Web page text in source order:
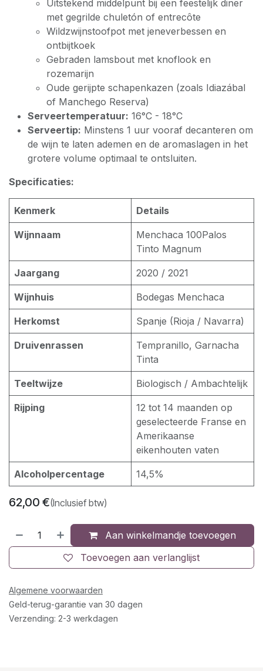
Uitstekend middelpunt bij een feestelijk diner
met gegrilde chuletón of entrecôte
Wildzwijnstoofpot met jeneverbessen en
ontbijtkoek
Gebraden lamsbout met knoflook en
rozemarijn
Oude gerijpte schapenkazen (zoals Idiazábal
of Manchego Reserva)
Serveertemperatuur: 16°C - 18°C
Serveertip: Minstens 1 uur vooraf decanteren om
de wijn te laten ademen en de aromaslagen in het
grotere volume optimaal te ontsluiten.
Specificaties:
Kenmerk Details
Wijnnaam
Menchaca 100Palos
Tinto Magnum
Jaargang 2020 / 2021
Wijnhuis Bodegas Menchaca
Herkomst Spanje (Rioja / Navarra)
Druivenrassen
Tempranillo, Garnacha
Tinta
Teeltwijze Biologisch / Ambachtelijk
Rijping
12 tot 14 maanden op
geselecteerde Franse en
Amerikaanse
eikenhouten vaten
Alcoholpercentage 14,5%
62,00 €(Inclusief btw)
Aan winkelmandje toevoegen
Toevoegen aan verlanglijst
Algemene voorwaarden
Geld-terug-garantie van 30 dagen
Verzending: 2-3 werkdagen